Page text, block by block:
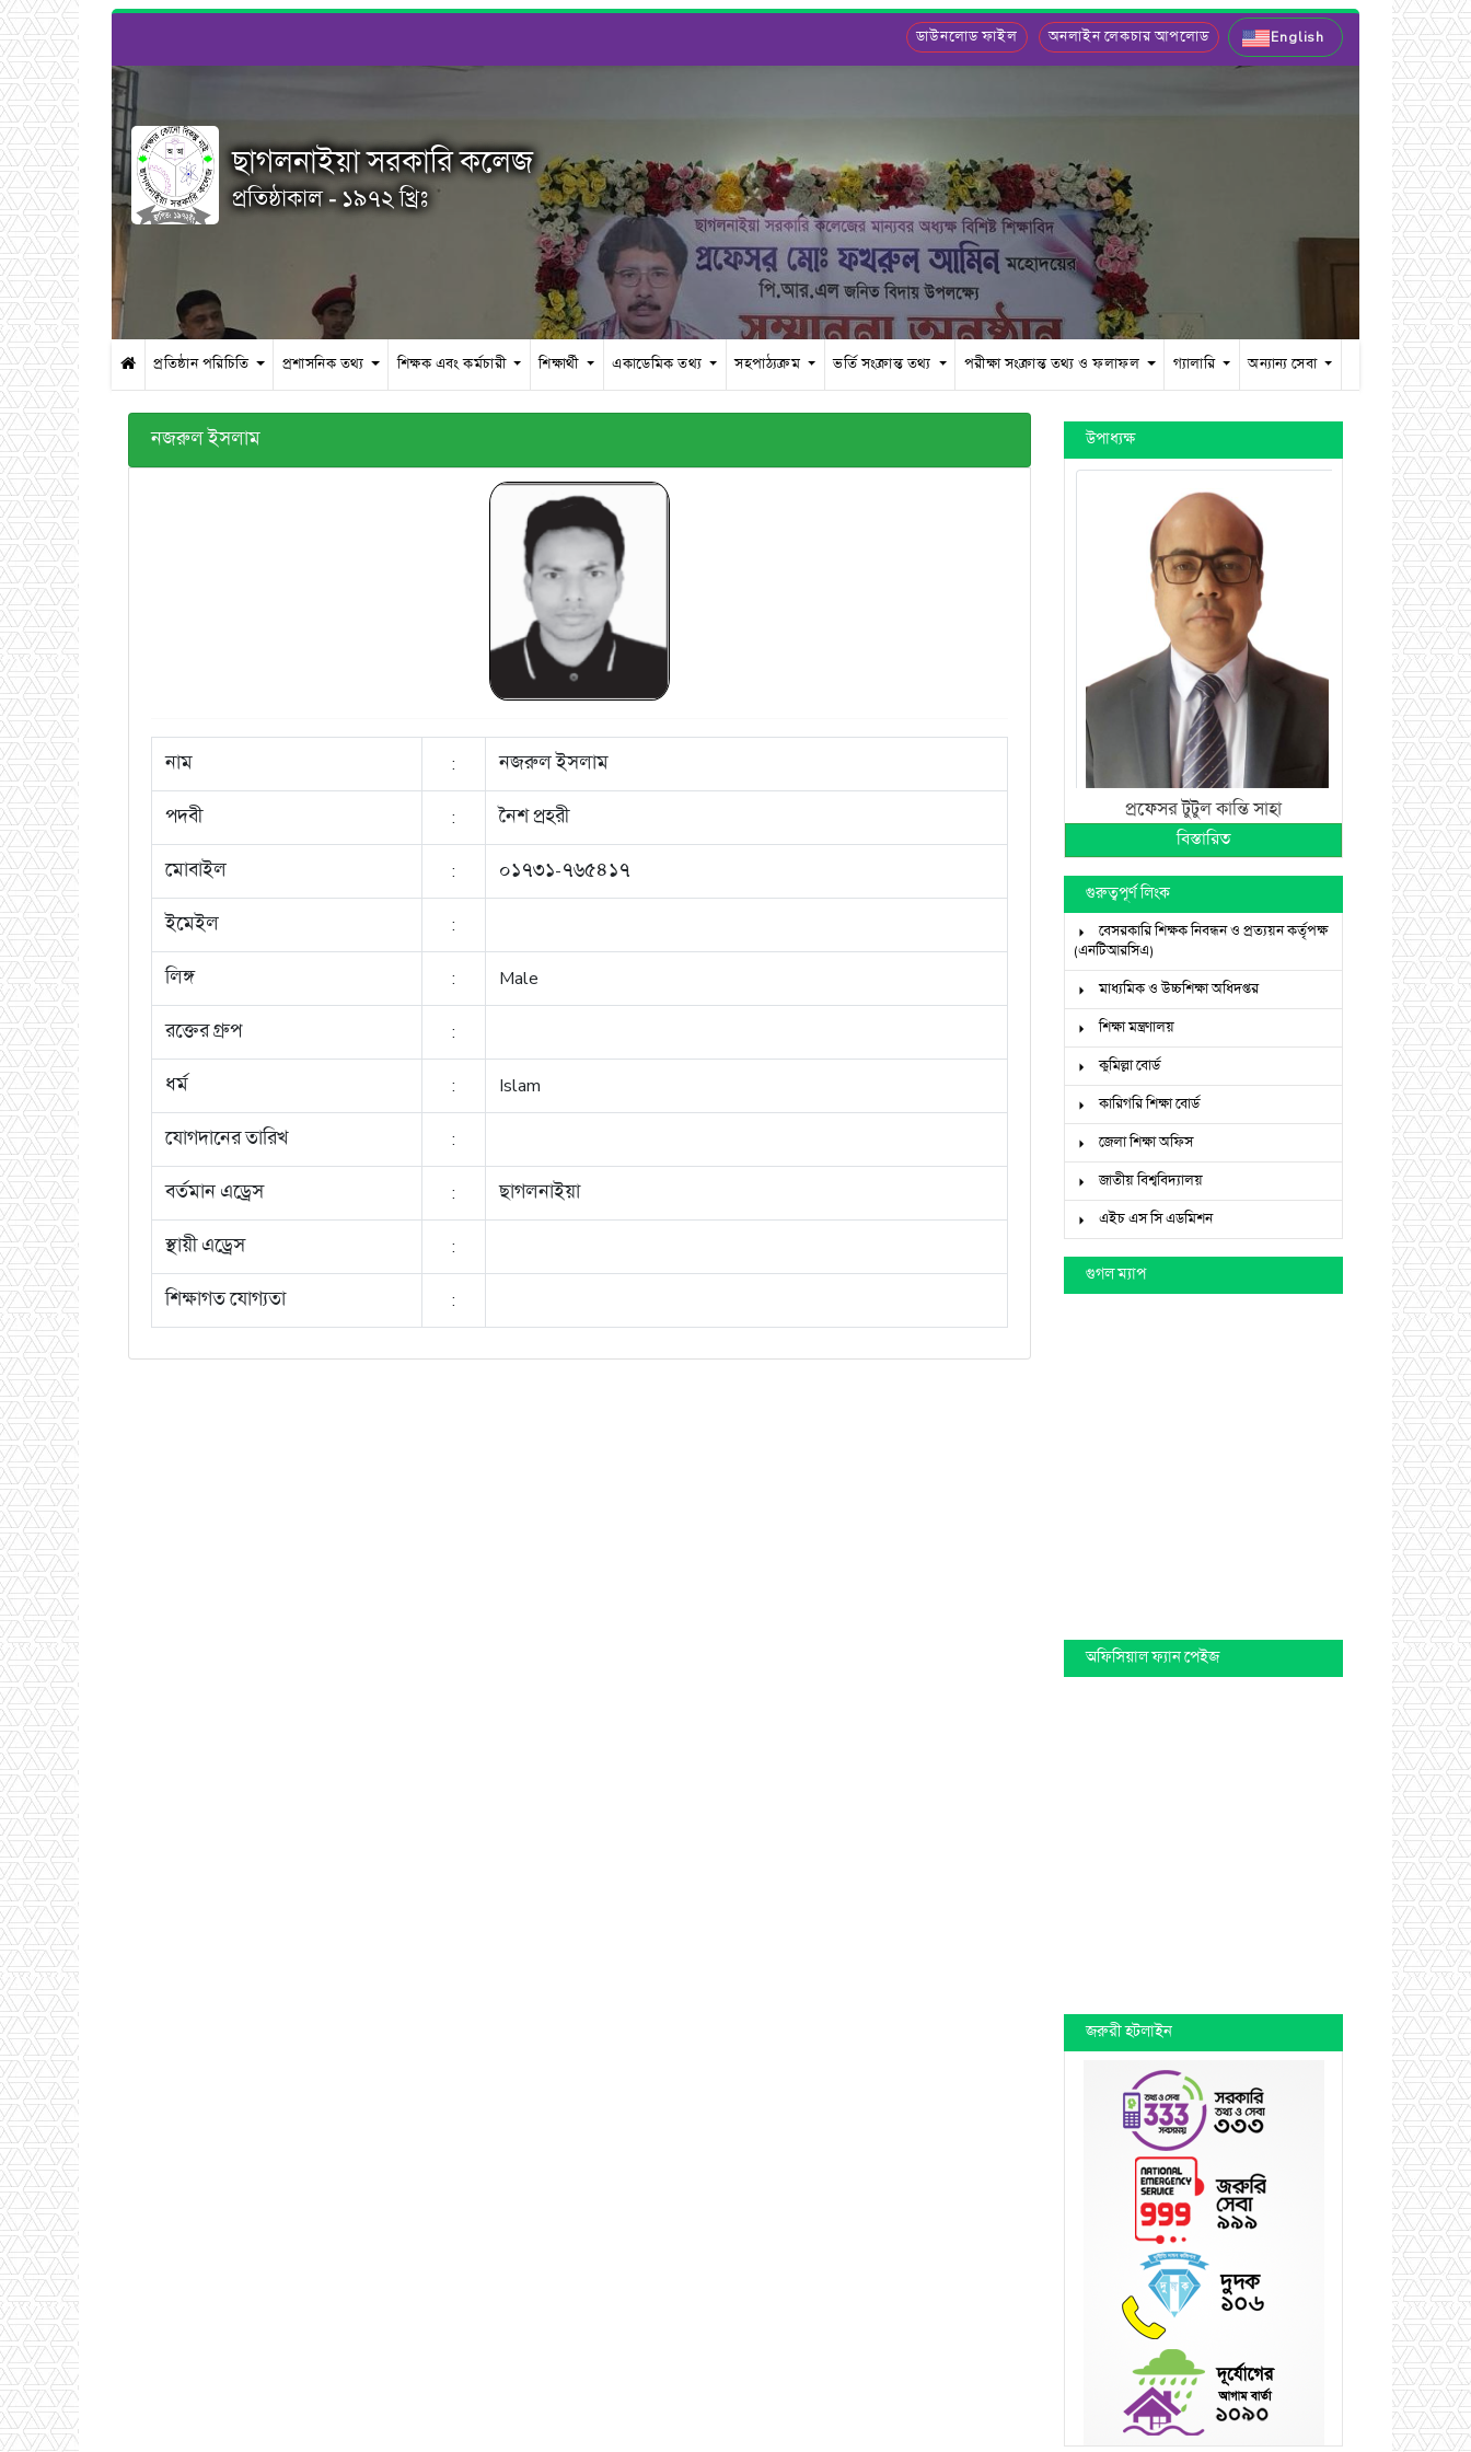
ডাউনলোড ফাইল অনলাইন লেকচার আপলোড English
ছাগলনাইয়া সরকারি কলেজ
প্রতিষ্ঠাকাল - ১৯৭২ খ্রিঃ
প্রতিষ্ঠান পরিচিতি প্রশাসনিক তথ্য শিক্ষক এবং কর্মচারী শিক্ষার্থী একাডেমিক তথ্য সহপাঠ্যক্রম ভর্তি সংক্রান্ত তথ্য পরীক্ষা সংক্রান্ত তথ্য ও ফলাফল গ্যালারি অন্যান্য সেবা
নজরুল ইসলাম
নাম : নজরুল ইসলাম
পদবী : নৈশ প্রহরী
মোবাইল : ০১৭৩১-৭৬৫৪১৭
ইমেইল :
লিঙ্গ : Male
রক্তের গ্রুপ :
ধর্ম : Islam
যোগদানের তারিখ :
বর্তমান এড্রেস : ছাগলনাইয়া
স্থায়ী এড্রেস :
শিক্ষাগত যোগ্যতা :
উপাধ্যক্ষ
প্রফেসর টুটুল কান্তি সাহা
বিস্তারিত
গুরুত্বপূর্ণ লিংক
বেসরকারি শিক্ষক নিবন্ধন ও প্রত্যয়ন কর্তৃপক্ষ
(এনটিআরসিএ)
মাধ্যমিক ও উচ্চশিক্ষা অধিদপ্তর
শিক্ষা মন্ত্রণালয়
কুমিল্লা বোর্ড
কারিগরি শিক্ষা বোর্ড
জেলা শিক্ষা অফিস
জাতীয় বিশ্ববিদ্যালয়
এইচ এস সি এডমিশন
গুগল ম্যাপ
অফিসিয়াল ফ্যান পেইজ
জরুরী হটলাইন